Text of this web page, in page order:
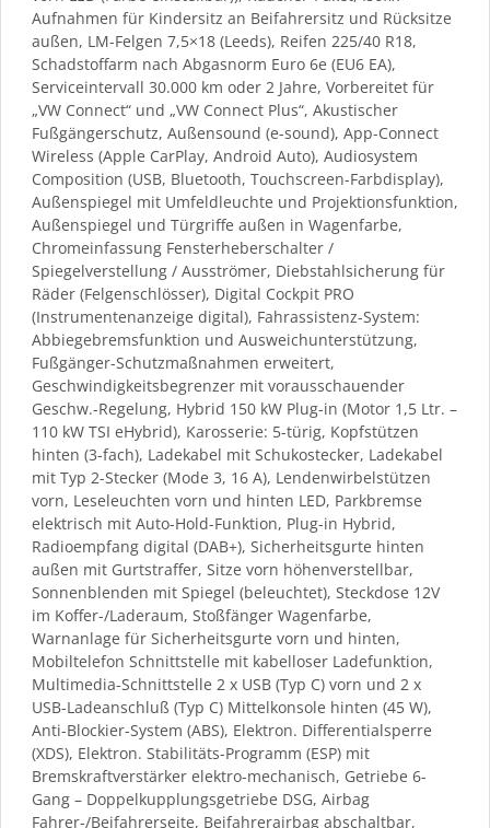
Aufnahmen für Kindersitz an Beifahrersitz und Rücksitze
außen, LM-Felgen 7,5×18 (Leeds), Reifen 225/40 R18,
Schadstoffarm nach Abgasnorm Euro 6e (EU6 EA),
Serviceintervall 30.000 km oder 2 Jahre, Vorbereitet für
„VW Connect“ und „VW Connect Plus“, Akustischer
Fußgängerschutz, Außensound (e-sound), App-Connect
Wireless (Apple CarPlay, Android Auto), Audiosystem
Composition (USB, Bluetooth, Touchscreen-Farbdisplay),
Außenspiegel mit Umfeldleuchte und Projektionsfunktion,
Außenspiegel und Türgriffe außen in Wagenfarbe,
Chromeinfassung Fensterheberschalter /
Spiegelverstellung / Ausströmer, Diebstahlsicherung für
Räder (Felgenschlösser), Digital Cockpit PRO
(Instrumentenanzeige digital), Fahrassistenz-System:
Abbiegebremsfunktion und Ausweichunterstützung,
Fußgänger-Schutzmaßnahmen erweitert,
Geschwindigkeitsbegrenzer mit vorausschauender
Geschw.-Regelung, Hybrid 150 kW Plug-in (Motor 1,5 Ltr. –
110 kW TSI eHybrid), Karosserie: 5-türig, Kopfstützen
hinten (3-fach), Ladekabel mit Schukostecker, Ladekabel
mit Typ 2-Stecker (Mode 3, 16 A), Lendenwirbelstützen
vorn, Leseleuchten vorn und hinten LED, Parkbremse
elektrisch mit Auto-Hold-Funktion, Plug-in Hybrid,
Radioempfang digital (DAB+), Sicherheitsgurte hinten
außen mit Gurtstraffer, Sitze vorn höhenverstellbar,
Sonnenblenden mit Spiegel (beleuchtet), Steckdose 12V
im Koffer-/Laderaum, Stoßfänger Wagenfarbe,
Warnanlage für Sicherheitsgurte vorn und hinten,
Mobiltelefon Schnittstelle mit kabelloser Ladefunktion,
Multimedia-Schnittstelle 2 x USB (Typ C) vorn und 2 x
USB-Ladeanschluß (Typ C) Mittelkonsole hinten (45 W),
Anti-Blockier-System (ABS), Elektron. Differentialsperre
(XDS), Elektron. Stabilitäts-Programm (ESP) mit
Bremskraftverstärker elektro-mechanisch, Getriebe 6-
Gang – Doppelkupplungsgetriebe DSG, Airbag
Fahrer-/Beifahrerseite, Beifahrerairbag abschaltbar,